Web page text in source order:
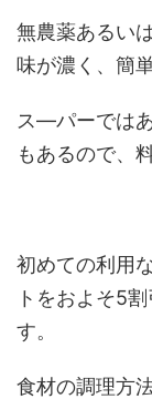
無農薬あるい
味が濃く、簡
ス―パーでは
もあるので、
初めての利用
トをおよそ5
す。
食材の調理方